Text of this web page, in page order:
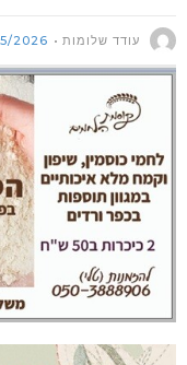
עודד שלומות 2026